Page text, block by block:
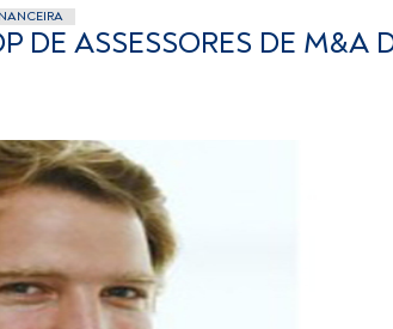
DE ASSESSORES DE M&A